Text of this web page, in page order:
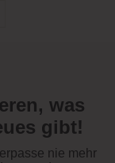
was
gibt!
nie mehr